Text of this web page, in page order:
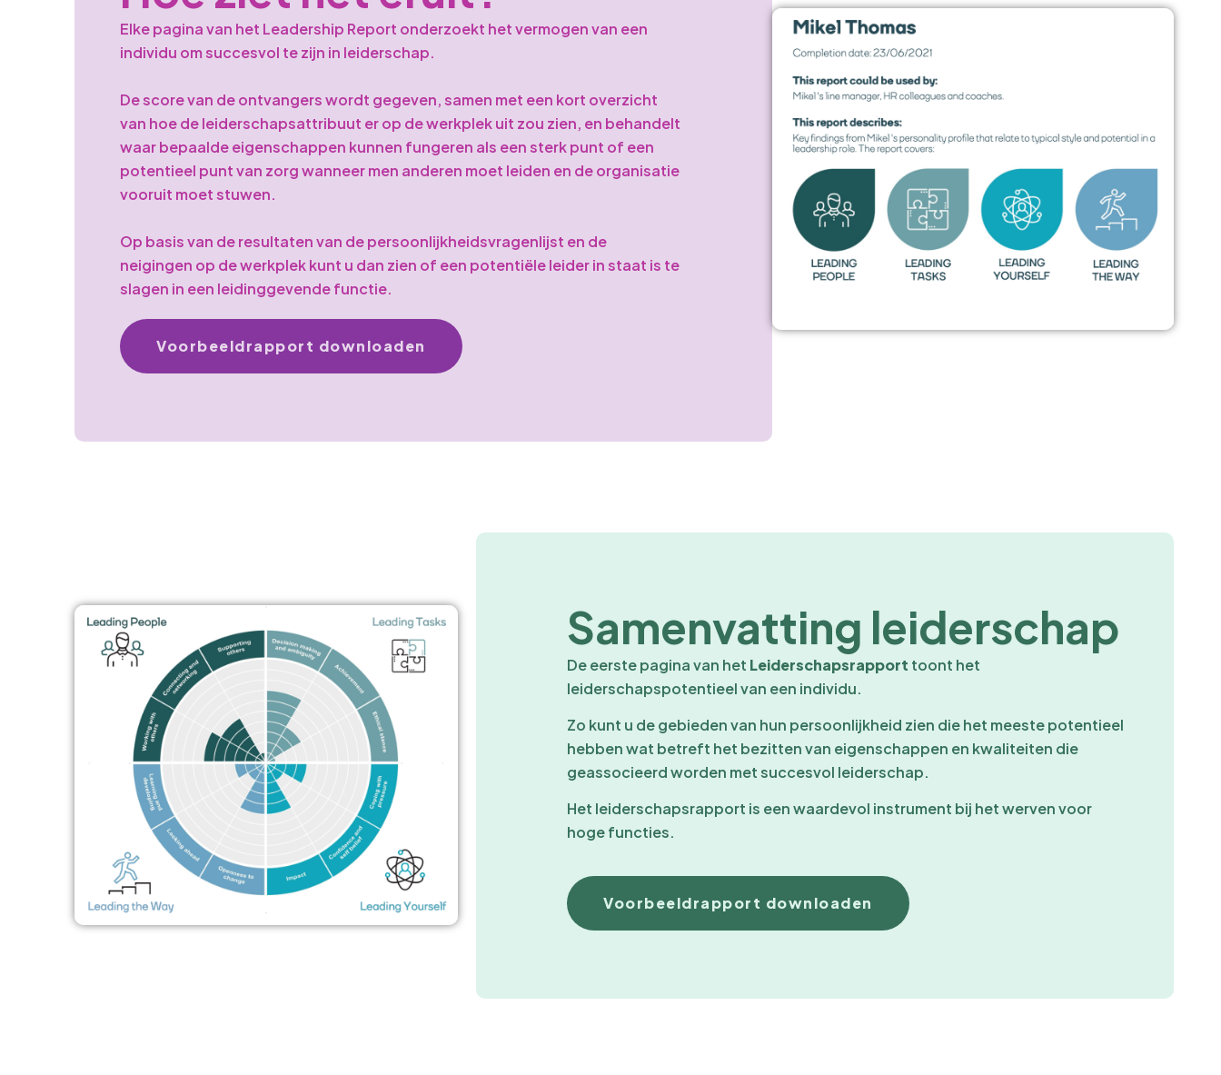
Elke pagina van het Leadership Report onderzoekt het vermogen van een
individu om succesvol te zijn in leiderschap.
De score van de ontvangers wordt gegeven, samen met een kort overzicht
van hoe de leiderschapsattribuut er op de werkplek uit zou zien, en behandelt
waar bepaalde eigenschappen kunnen fungeren als een sterk punt of een
potentieel punt van zorg wanneer men anderen moet leiden en de organisatie
vooruit moet stuwen.
Op basis van de resultaten van de persoonlijkheidsvragenlijst en de
neigingen op de werkplek kunt u dan zien of een potentiële leider in staat is te
slagen in een leidinggevende functie.
Voorbeeldrapport downloaden
Samenvatting leiderschap
De eerste pagina van het Leiderschapsrapport toont het
leiderschapspotentieel van een individu.
Zo kunt u de gebieden van hun persoonlijkheid zien die het meeste potentieel
hebben wat betreft het bezitten van eigenschappen en kwaliteiten die
geassocieerd worden met succesvol leiderschap.
Het leiderschapsrapport is een waardevol instrument bij het werven voor
hoge functies.
Voorbeeldrapport downloaden